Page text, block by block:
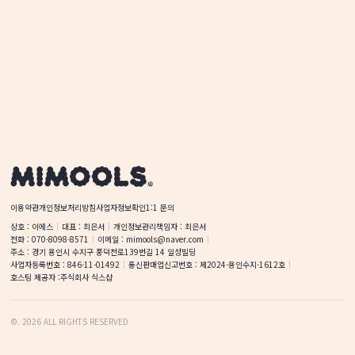
이용약관개인정보처리방침사업자정보확인1:1 문의
상호 : 이에스 대표 : 최은서 개인정보관리책임자 : 최은서
전화 : 070-8098-8571 이메일 : mimools@naver.com
주소 : 경기 용인시 수지구 풍덕천로139번길 14 일성빌딩
사업자등록번호 : 846-11-01492 통신판매업신고번호 : 제2024-용인수지-1612호
호스팅 제공자 :주식회사 식스샵
©. 2026 ALL RIGHTS RESERVED